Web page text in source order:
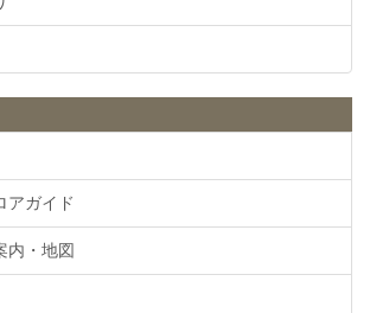
アガイド
内・地図